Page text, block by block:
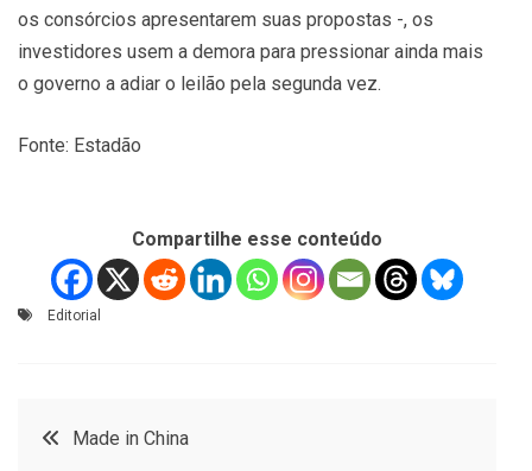
os consórcios apresentarem suas propostas -, os
investidores usem a demora para pressionar ainda mais
o governo a adiar o leilão pela segunda vez.
Fonte: Estadão
Compartilhe esse conteúdo
Editorial
Navegação
Made in China